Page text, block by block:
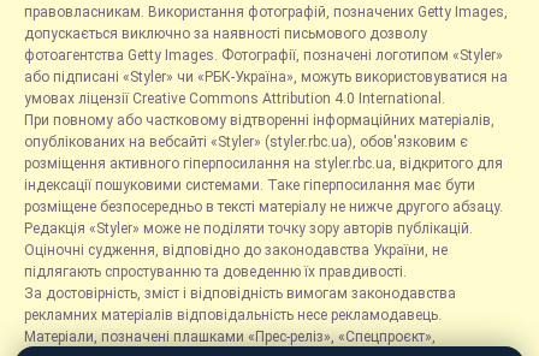
правовласникам. Використання фотографій, позначених Getty Images,
допускається виключно за наявності письмового дозволу
фотоагентства Getty Images. Фотографії, позначені логотипом «Styler»
або підписані «Styler» чи «РБК-Україна», можуть використовуватися на
умовах ліцензії Creative Commons Attribution 4.0 International.
При повному або частковому відтворенні інформаційних матеріалів,
опублікованих на вебсайті «Styler» (styler.rbc.ua), обов'язковим є
розміщення активного гіперпосилання на styler.rbc.ua, відкритого для
індексації пошуковими системами. Таке гіперпосилання має бути
розміщене безпосередньо в тексті матеріалу не нижче другого абзацу.
Редакція «Styler» може не поділяти точку зору авторів публікацій.
Оціночні судження, відповідно до законодавства України, не
підлягають спростуванню та доведенню їх правдивості.
За достовірність, зміст і відповідність вимогам законодавства
рекламних матеріалів відповідальність несе рекламодавець.
Матеріали, позначені плашками «Прес-реліз», «Спецпроєкт»,